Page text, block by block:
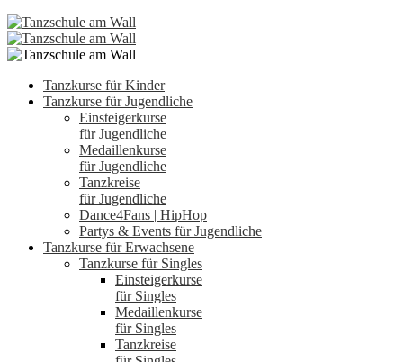
Tanzkurse für Kinder
Tanzkurse für Jugendliche
Einsteigerkurse
für Jugendliche
Medaillenkurse
für Jugendliche
Tanzkreise
für Jugendliche
Dance4Fans | HipHop
Partys & Events für Jugendliche
Tanzkurse für Erwachsene
Tanzkurse für Singles
Einsteigerkurse
für Singles
Medaillenkurse
für Singles
Tanzkreise